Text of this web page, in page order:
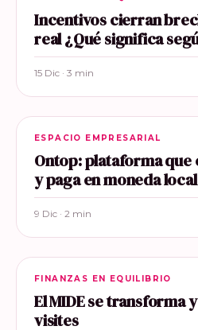
Incentivos cierran
real ¿Qué significa
15 Dic · 3 min
ESPACIO EMPRESARIAL
Ontop: plataforma
y paga en moneda
9 Dic · 2 min
FINANZAS EN EQUILIBRIO
El MIDE se transforma
visites